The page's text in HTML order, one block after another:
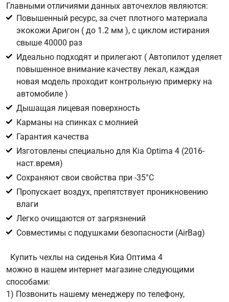
Телефон*
Соглашение об обработке персональных данных
Для подтверждения своего согласия на обработку ваших
персональных данных в целях исполнения запроса введите
в поле ниже цифру
Главными отличиями данных авточехлов являются:
Повышенный ресурс, за счет плотного материала
экокожи Аригон ( до 1.2 мм ), с циклом истирания
свыше 40000 раз
Идеально подходят и прилегают ( Автопилот уделяет
повышенное внимание качеству лекал, каждая
новая модель проходит контрольную примерку на
автомобиле )
Дышащая лицевая поверхность
Карманы на спинках с молнией
Гарантия качества
Изготовлены специально для Kia Optima 4 (2016-
наст.время)
Сохраняют свои свойства при -35°С
Пропускает воздух, препятствует проникновению
влаги
Легко очищаются от загрязнений
Совместимы с подушками безопасности (AirBag)
Купить чехлы на сиденья Киа Оптима 4
можно в нашем интернет магазине следующими
способами:
1) Позвонить нашему менеджеру по телефону,